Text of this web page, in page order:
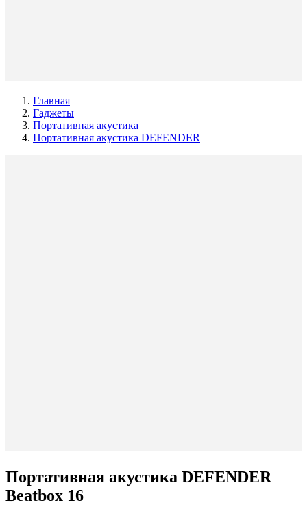
Главная
Гаджеты
Портативная акустика
Портативная акустика DEFENDER
Портативная акустика DEFENDER
Beatbox 16